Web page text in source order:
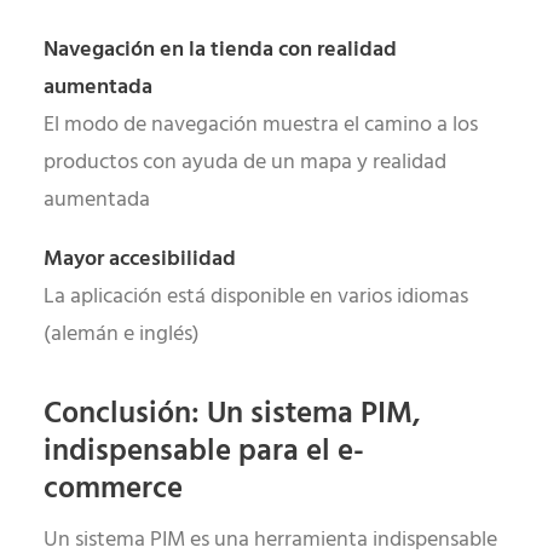
Navegación en la tienda con realidad
aumentada
El modo de navegación muestra el camino a los
productos con ayuda de un mapa y realidad
aumentada
Mayor accesibilidad
La aplicación está disponible en varios idiomas
(alemán e inglés)
Conclusión: Un sistema PIM,
indispensable para el e-
commerce
Un sistema PIM es una herramienta indispensable